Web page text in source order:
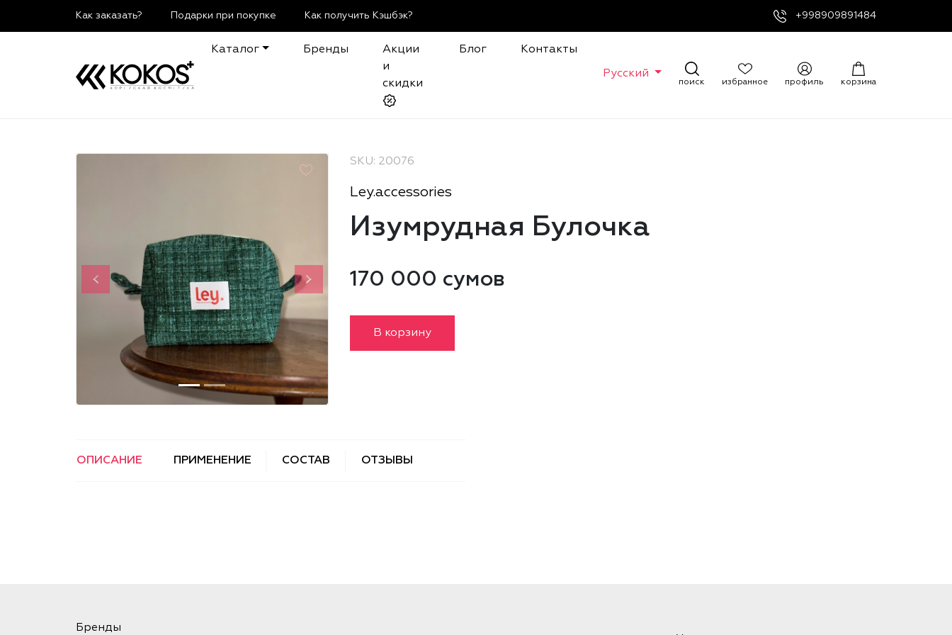
Как заказать? Подарки при покупке Как получить Кэшбэк? +998909891484
Каталог Бренды
Акции
и
скидки
Блог Контакты
Русский
поиск избранное профиль корзина
SKU: 20076
Ley.accessories
Изумрудная Булочка
170 000 сумов
В корзину
ОПИСАНИЕ ПРИМЕНЕНИЕ СОСТАВ ОТЗЫВЫ
Бренды